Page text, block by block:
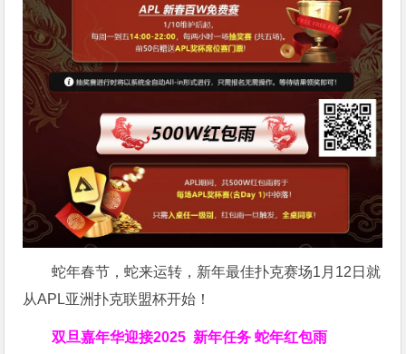
蛇年春节，蛇来运转，新年最佳扑克赛场1月12日就
从APL亚洲扑克联盟杯开始！
双旦嘉年华迎接2025新年任务 蛇年红包雨